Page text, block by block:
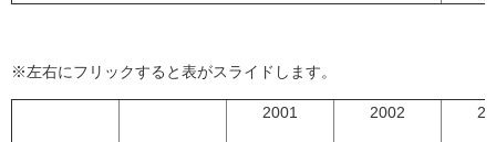
※左右にフリックすると表がスライドします。
2001 2002